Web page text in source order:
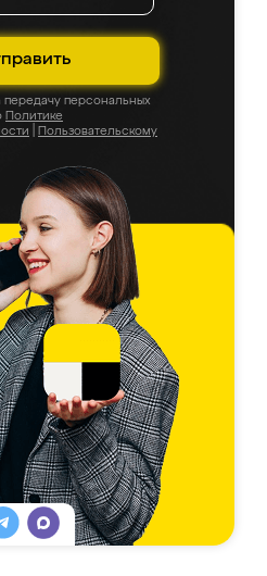
персональных
Политике
Пользовательскому